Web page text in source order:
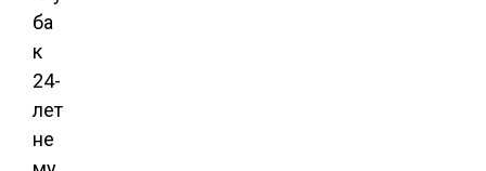
ба
к
24-
лет
не